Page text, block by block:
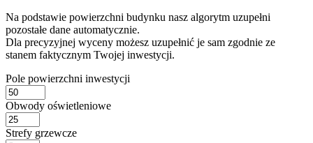
Na podstawie powierzchni budynku nasz algorytm uzupełni
pozostałe dane automatycznie.
Dla precyzyjnej wyceny możesz uzupełnić je sam zgodnie ze
stanem faktycznym Twojej inwestycji.
Pole powierzchni inwestycji
Obwody oświetleniowe
Strefy grzewcze